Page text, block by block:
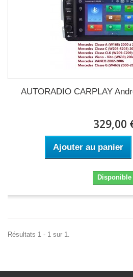
AUTORADIO CARPLAY
329,00
Ajouter au panier
Disponible
Résultats 1 - 1 sur 1.